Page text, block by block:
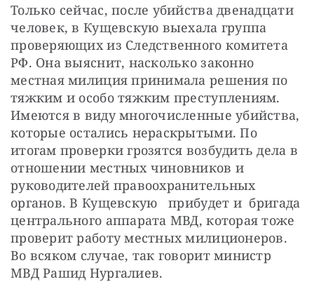
Только сейчас, после убийства двенадцати
человек, в Кущевскую выехала группа
проверяющих из Следственного комитета
РФ. Она выяснит, насколько законно
местная милиция принимала решения по
тяжким и особо тяжким преступлениям.
Имеются в виду многочисленные убийства,
которые остались нераскрытыми. По
итогам проверки грозятся возбудить дела в
отношении местных чиновников и
руководителей правоохранительных
органов. В Кущевскую   прибудет и  бригада
центрального аппарата МВД, которая тоже
проверит работу местных милиционеров.
Во всяком случае, так говорит министр
МВД Рашид Нургалиев.